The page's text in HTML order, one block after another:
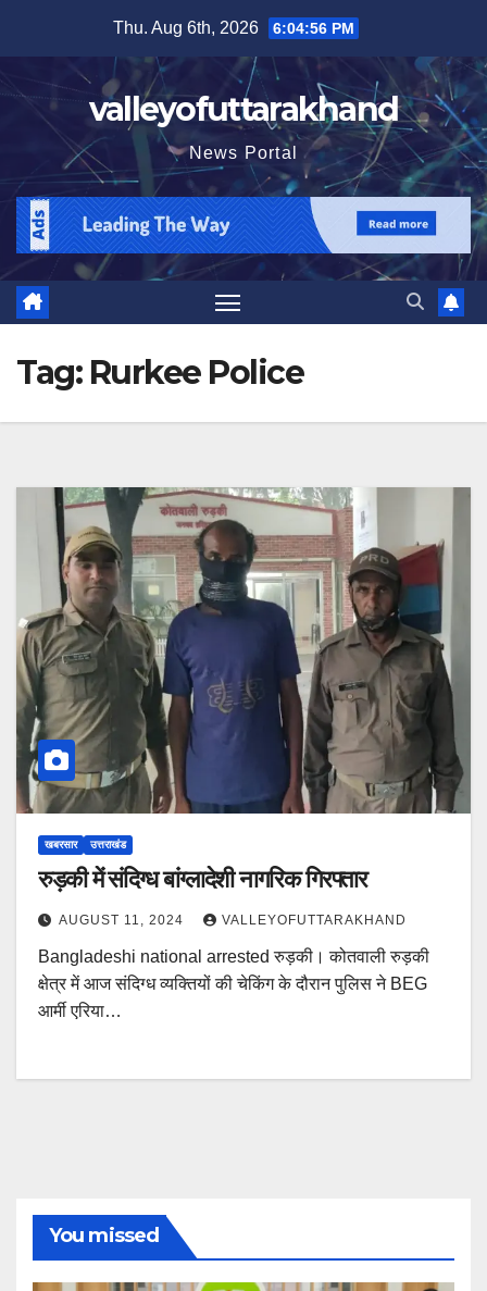
content
Thu. Aug 6th, 2026 6:04:56 PM
valleyofuttarakhand
News Portal
Tag: Rurkee Police
खबरसार उत्तराखंड
रुड़की में संदिग्ध बांग्लादेशी नागरिक गिरफ्तार
AUGUST 11, 2024 VALLEYOFUTTARAKHAND
Bangladeshi national arrested रुड़की। कोतवाली रुड़की
क्षेत्र में आज संदिग्ध व्यक्तियों की चेकिंग के दौरान पुलिस ने BEG
आर्मी एरिया…
You missed